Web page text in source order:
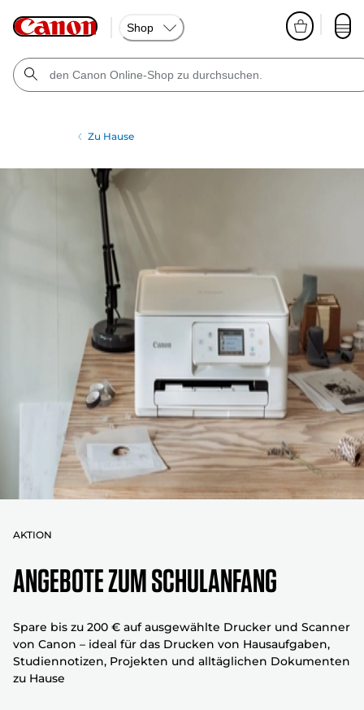
Shop
Zu Hause
AKTION
ANGEBOTE ZUM SCHULANFANG
Spare bis zu 200 € auf ausgewählte Drucker und Scanner
von Canon – ideal für das Drucken von Hausaufgaben,
Studiennotizen, Projekten und alltäglichen Dokumenten
zu Hause